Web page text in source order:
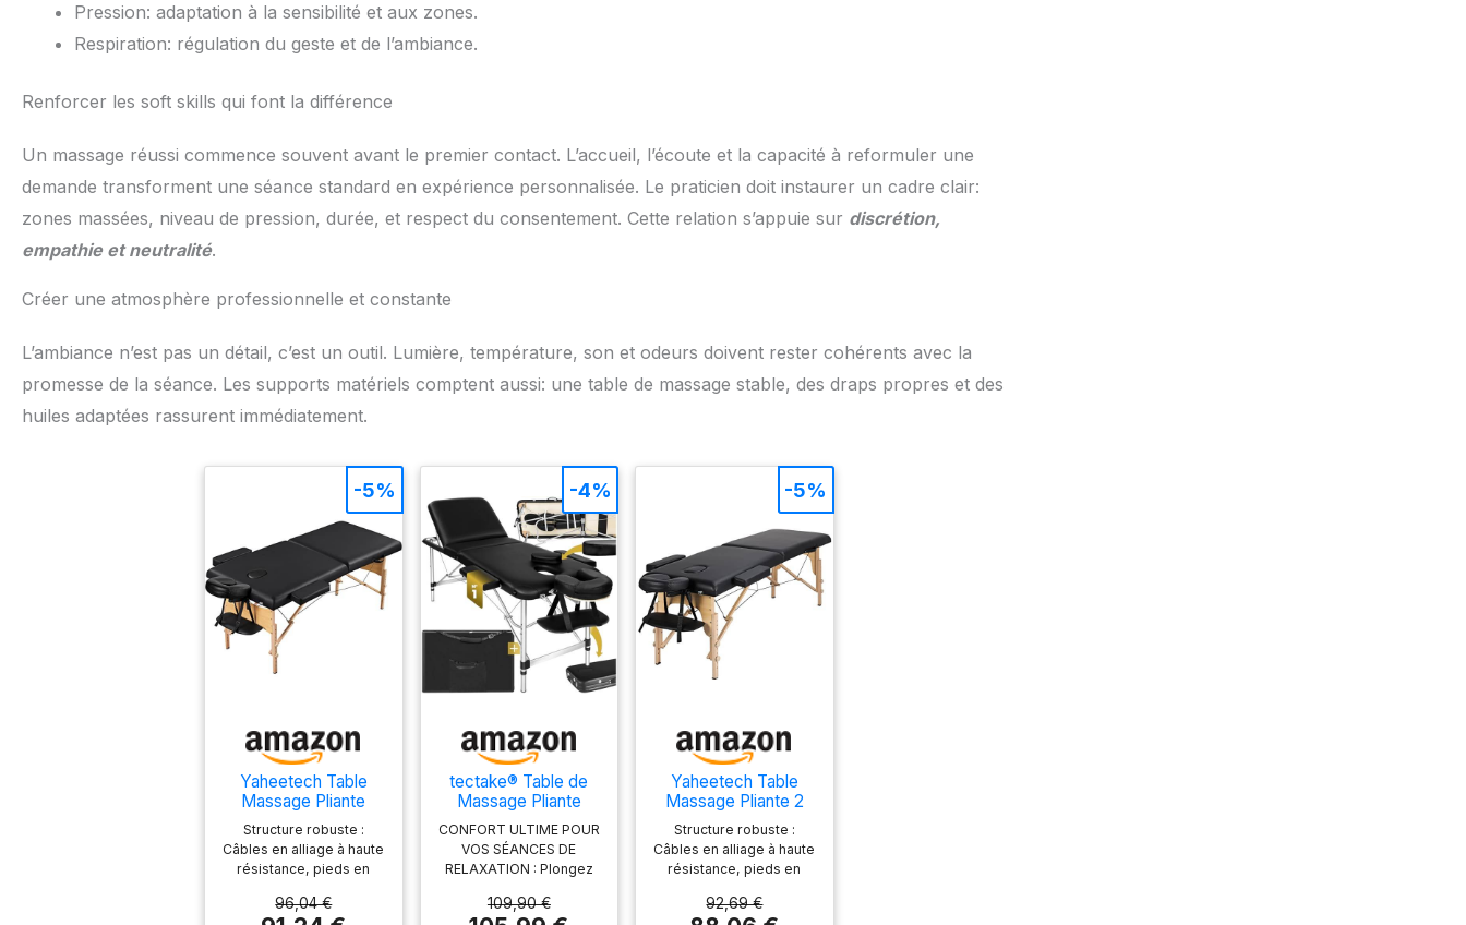
Pression: adaptation à la sensibilité et aux zones.
Respiration: régulation du geste et de l’ambiance.
Renforcer les soft skills qui font la différence
Un massage réussi commence souvent avant le premier contact. L’accueil, l’écoute et la capacité à reformuler une
demande transforment une séance standard en expérience personnalisée. Le praticien doit instaurer un cadre clair:
zones massées, niveau de pression, durée, et respect du consentement. Cette relation s’appuie sur discrétion,
empathie et neutralité.
Créer une atmosphère professionnelle et constante
L’ambiance n’est pas un détail, c’est un outil. Lumière, température, son et odeurs doivent rester cohérents avec la
promesse de la séance. Les supports matériels comptent aussi: une table de massage stable, des draps propres et des
huiles adaptées rassurent immédiatement.
Yaheetech Table
Massage Pliante
70cm Tête Réglable
Noir
Structure robuste :
Câbles en alliage à haute
résistance, pieds en
table de massage en 2
96,04 €
-5%
tectake® Table de
Massage Pliante
Professionnelle 3
Zones Aluminium
Cosmetique Lit de
Massage Table
Esthetique Tatouage
Portable avec
CONFORT ULTIME POUR
VOS SÉANCES DE
RELAXATION : Plongez
être avec notre table de
109,90 €
-4%
Yaheetech Table
Massage Pliante 2
Sections 60cm - Noir
Structure robuste :
Câbles en alliage à haute
résistance, pieds en
table de massage en 2
92,69 €
-5%